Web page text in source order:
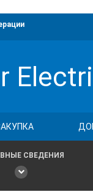
СВЕДЕНИЯ